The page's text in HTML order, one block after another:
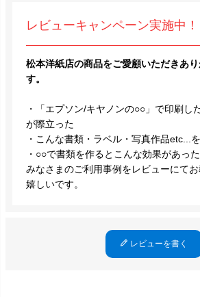
レビューキャンペーン実施中！
松本洋紙店の商品をご愛顧いただきあ
す。
・「エプソン/キヤノンの○○」で印刷し
が際立った
・こんな書類・ラベル・写真作品etc...
・○○で書類を作るとこんな効果があっ
みなさまのご利用事例をレビューにて
嬉しいです。
レビューを書く